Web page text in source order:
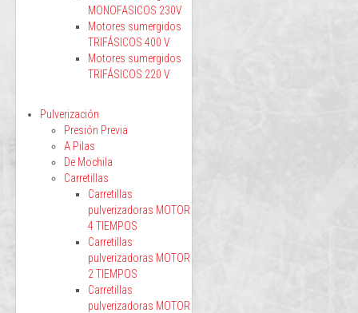
MONOFASICOS 230V
Motores sumergidos
TRIFÁSICOS 400 V
Motores sumergidos
TRIFÁSICOS 220 V
Pulverización
Presión Previa
A Pilas
De Mochila
Carretillas
Carretillas
pulverizadoras MOTOR
4 TIEMPOS
Carretillas
pulverizadoras MOTOR
2 TIEMPOS
Carretillas
pulverizadoras MOTOR